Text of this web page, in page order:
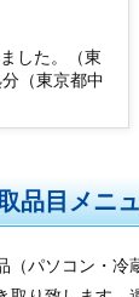
した。（東
（東京都中
品目メニ
（パソコン・